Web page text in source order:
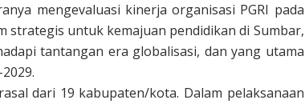
mengevaluasi kinerja organisasi PGRI pada
untuk kemajuan pendidikan di Sumbar,
tantangan era globalisasi, dan yang utama
dari 19 kabupaten/kota. Dalam pelaksanaan